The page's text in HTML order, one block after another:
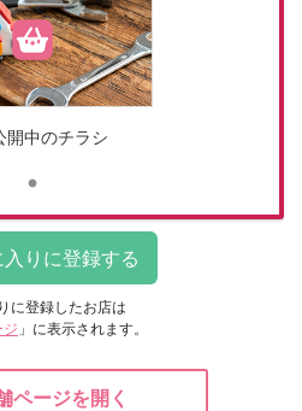
開中のチラシ
に登録したお店は
ジ 」に表示されます。
ページを開く